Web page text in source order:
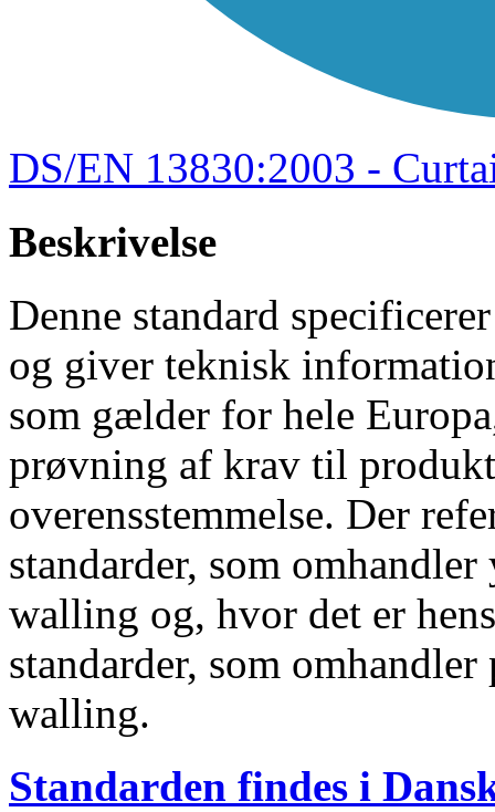
DS/EN 13830:2003 -
Beskrivelse
Denne standard
og giver teknisk
som gælder for hele
prøvning af krav til
overensstemmelse. Der
standarder, som
walling og, hvor det er
standarder, som
walling.
Standarden findes i